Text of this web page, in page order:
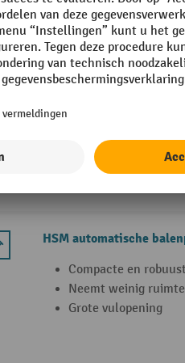
HSM automatische
Compacte en
Neemt weinig ruimte
HSM automatische
Compacte en
Neemt weinig
Grote vulopening